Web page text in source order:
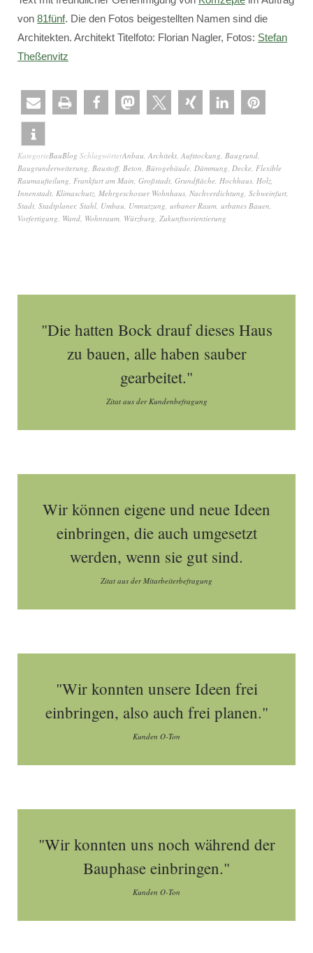
von 81fünf. Die den Fotos beigestellten Namen sind die
Architekten. Architekt Titelfoto: Florian Nagler, Fotos: Stefan
Theßenvitz
KategorieBauBlog SchlagwörterAnbau, Architekt, Aufstockung, Baugrund,
Baugrunderweiterung, Baustoff, Beton, Bürogebäude, Dämmung, Decke, Flexible
Raumaufteilung, Frankfurt am Main, Großstadt, Grundfläche, Hochhaus, Holz,
Innenstadt, Klimaschutz, Mehrgeschosser Wohnhaus, Nachverdichtung, Schweinfurt,
Stadt, Stadtplaner, Stahl, Umbau, Umnutzung, urbaner Raum, urbanes Bauen,
Vorfertigung, Wand, Wohnraum, Würzburg, Zukunftsorientierung
"Die hatten Bock drauf dieses Haus
zu bauen, alle haben sauber
gearbeitet."
Zitat aus der Kundenbefragung
Wir können eigene und neue Ideen
einbringen, die auch umgesetzt
werden, wenn sie gut sind.
Zitat aus der Mitarbeiterbefragung
"Wir konnten unsere Ideen frei
einbringen, also auch frei planen."
Kunden O-Ton
"Wir konnten uns noch während der
Bauphase einbringen."
Kunden O-Ton